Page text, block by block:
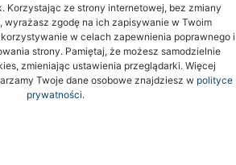
Korzystając ze strony internetowej, bez zmiany
wyrażasz zgodę na ich zapisywanie w Twoim
w celach zapewnienia poprawnego i
strony. Pamiętaj, że możesz samodzielnie
zmieniając ustawienia przeglądarki. Więcej
Twoje dane osobowe znajdziesz w polityce
prywatności.